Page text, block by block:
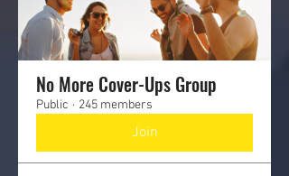
No More Cover-Ups Group
Public · 245 members
Join